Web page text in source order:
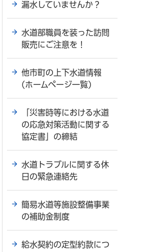
漏水していませんか？
水道部職員を装った訪問
販売にご注意を！
他市町の上下水道情報
(ホームページ一覧)
「災害時等における水道
の応急対策活動に関する
協定書」の締結
水道トラブルに関する休
日の緊急連絡先
簡易水道等施設整備事業
の補助金制度
給水契約の定型約款につ